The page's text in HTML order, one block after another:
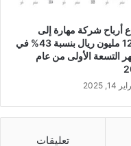
أرباح شركة مهارة إلى
125.5 مليون ريال بنسبة 43% في
التسعة الأولى من عام
2025
تعليقات